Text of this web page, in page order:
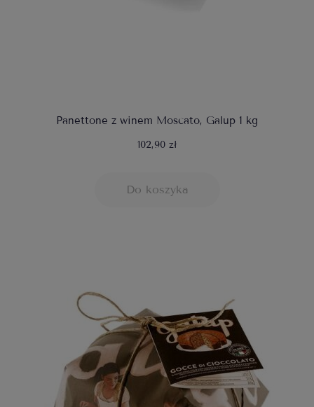
Panettone z winem Moscato, Galup 1 kg
102,90 zł
Do koszyka